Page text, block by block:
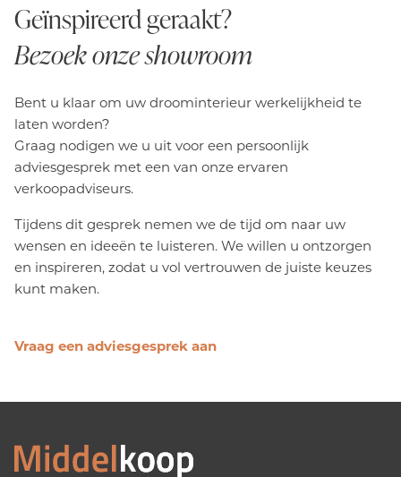
Geïnspireerd geraakt?
Bezoek onze showroom
Bent u klaar om uw droominterieur werkelijkheid te
laten worden?
Graag nodigen we u uit voor een persoonlijk
adviesgesprek met een van onze ervaren
verkoopadviseurs.
Tijdens dit gesprek nemen we de tijd om naar uw
wensen en ideeën te luisteren. We willen u ontzorgen
en inspireren, zodat u vol vertrouwen de juiste keuzes
kunt maken.
Vraag een adviesgesprek aan